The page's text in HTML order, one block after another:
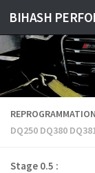
Skip to content
BIHASH
DQ250 DQ380
Stage 0.5 :